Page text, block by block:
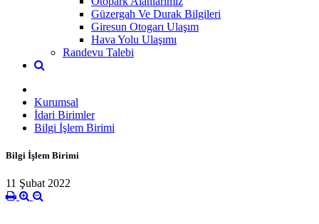
Güzergah Ve Durak Bilgileri
Giresun Otogarı Ulaşım
Hava Yolu Ulaşımı
Randevu Talebi
Kurumsal
İdari Birimler
Bilgi İşlem Birimi
Bilgi İşlem Birimi
11 Şubat 2022